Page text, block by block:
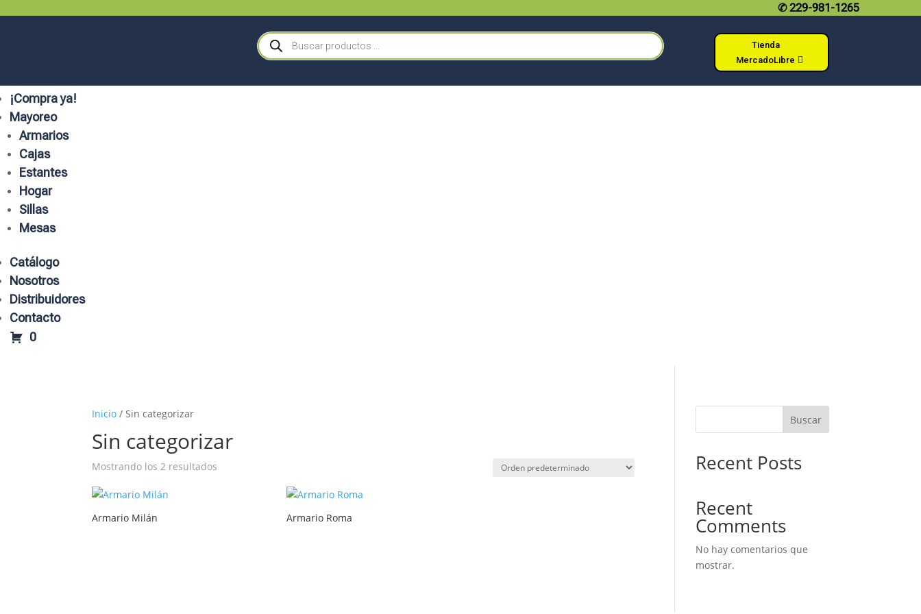
✆229-981-1265
Búsqueda
de
productos
Tienda
MercadoLibre
¡Compra ya!
Mayoreo
Armarios
Cajas
Estantes
Hogar
Sillas
Mesas
Catálogo
Nosotros
Distribuidores
Contacto
0
Inicio / Sin categorizar
Sin categorizar
Mostrando los 2 resultados
Armario Milán Armario Roma
Buscar
Recent Posts
Recent
Comments
No hay comentarios que
mostrar.